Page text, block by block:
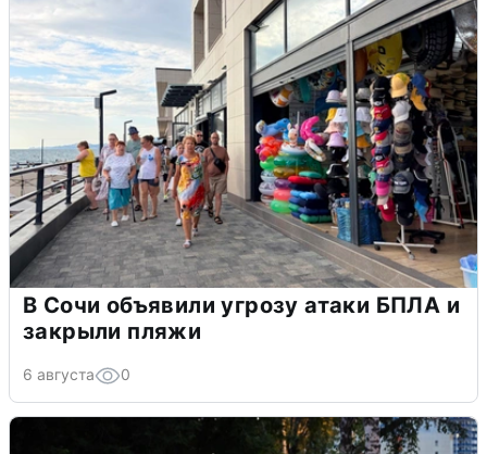
В Сочи объявили угрозу атаки БПЛА и
закрыли пляжи
6 августа 0